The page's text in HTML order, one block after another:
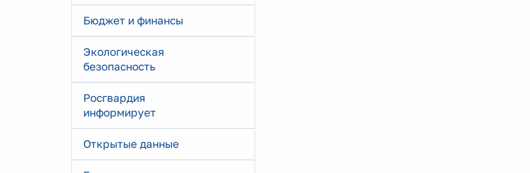
Бюджет и финансы
Экологическая
безопасность
Росгвардия
информирует
Открытые данные